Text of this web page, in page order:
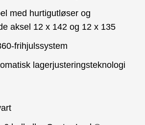
med hurtigutløser og
aksel 12 x 142 og 12 x 135
frihjulssystem
lagerjusteringsteknologi